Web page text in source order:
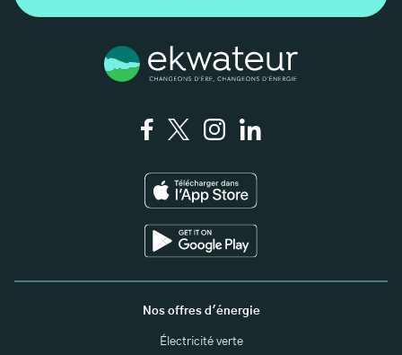
Nos offres d'énergie
Électricité verte